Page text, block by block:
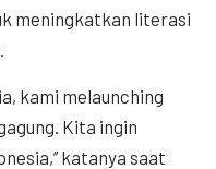
meningkatkan literasi
kami melaunching
Kita ingin
katanya saat